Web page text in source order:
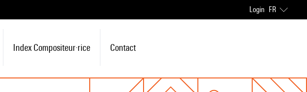
Login FR
Index Compositeur·rice Contact